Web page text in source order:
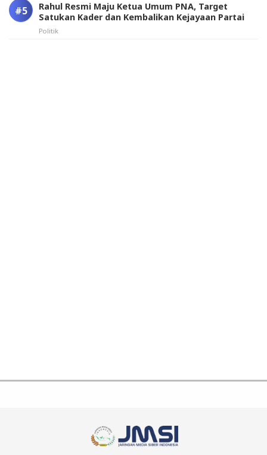
Rahul Resmi Maju Ketua Umum PNA, Target
Satukan Kader dan Kembalikan Kejayaan Partai
Politik